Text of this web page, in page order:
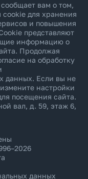
вам о том,
cookie для хранения
и повышения
представляют
информацию о
Продолжая
на обработку
данных. Если вы не
настройки
посещения сайта.
вал, д. 59, этаж 6,
данных